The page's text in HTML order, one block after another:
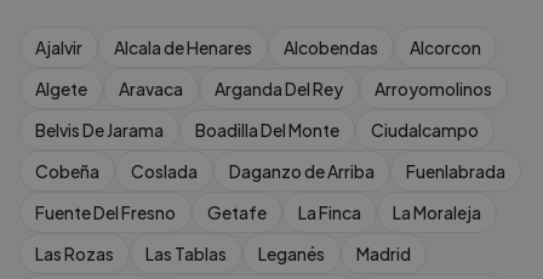
Ajalvir Alcala de Henares Alcobendas
Alcorcon
Algete
Aravaca Arganda Del Rey
Arroyomolinos
Belvis De Jarama
Boadilla Del Monte
Ciudalcampo
Cobeña
Coslada Daganzo de Arriba
Fuenlabrada
Fuente Del Fresno
Getafe La Finca
La Moraleja
Las Rozas
Las Tablas Leganés
Madrid